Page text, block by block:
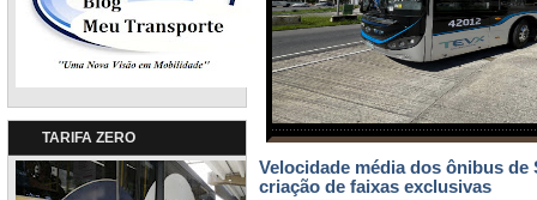
TARIFA ZERO
Em Porto Alegre, Ônibus
testes na
Velocidade média dos ônibus de
criação de faixas exclusivas